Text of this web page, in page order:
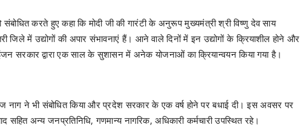
करते हुए कहा कि मोदी जी की गारंटी के अनुरूप मुख्यमंत्री श्री विष्णु देव साय
जिले में उद्योगों की अपार संभावनाएं हैं। आने वाले दिनों में इन उद्योगों के क्रियाशील होने और
सरकार द्वारा एक साल के सुशासन में अनेक योजनाओं का क्रियान्वयन किया गया है।
नाग ने भी संबोधित किया और प्रदेश सरकार के एक वर्ष होने पर बधाई दी। इस अवसर पर
सहित अन्य जनप्रतिनिधि, गणमान्य नागरिक, अधिकारी कर्मचारी उपस्थित रहे।